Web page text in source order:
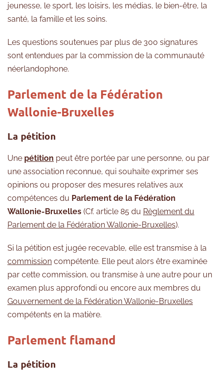
jeunesse, le sport, les loisirs, les médias, le bien-être, la
santé, la famille et les soins.
Les questions soutenues par plus de 300 signatures
sont entendues par la commission de la communauté
néerlandophone.
Parlement de la Fédération
Wallonie-Bruxelles
La pétition
Une pétition peut être portée par une personne, ou par
une association reconnue, qui souhaite exprimer ses
opinions ou proposer des mesures relatives aux
compétences du Parlement de la Fédération
Wallonie-Bruxelles (Cf. article 85 du Règlement du
Parlement de la Fédération Wallonie-Bruxelles).
Si la pétition est jugée recevable, elle est transmise à la
commission compétente. Elle peut alors être examinée
par cette commission, ou transmise à une autre pour un
examen plus approfondi ou encore aux membres du
Gouvernement de la Fédération Wallonie-Bruxelles
compétents en la matière.
Parlement flamand
La pétition